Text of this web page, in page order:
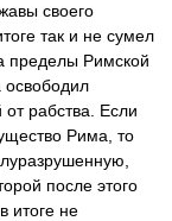
своего
так и не сумел
пределы Римской
освободил
рабства. Если
Рима, то
после этого
итоге не